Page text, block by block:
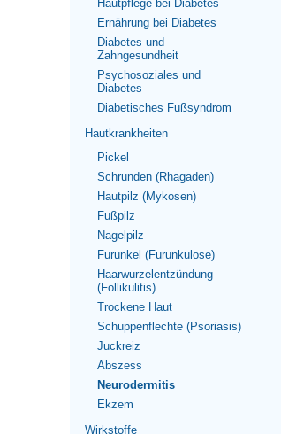
Hautpflege bei Diabetes
Ernährung bei Diabetes
Diabetes und
Zahngesundheit
Psychosoziales und
Diabetes
Diabetisches Fußsyndrom
Hautkrankheiten
Pickel
Schrunden (Rhagaden)
Hautpilz (Mykosen)
Fußpilz
Nagelpilz
Furunkel (Furunkulose)
Haarwurzelentzündung
(Follikulitis)
Trockene Haut
Schuppenflechte (Psoriasis)
Juckreiz
Abszess
Neurodermitis
Ekzem
Wirkstoffe